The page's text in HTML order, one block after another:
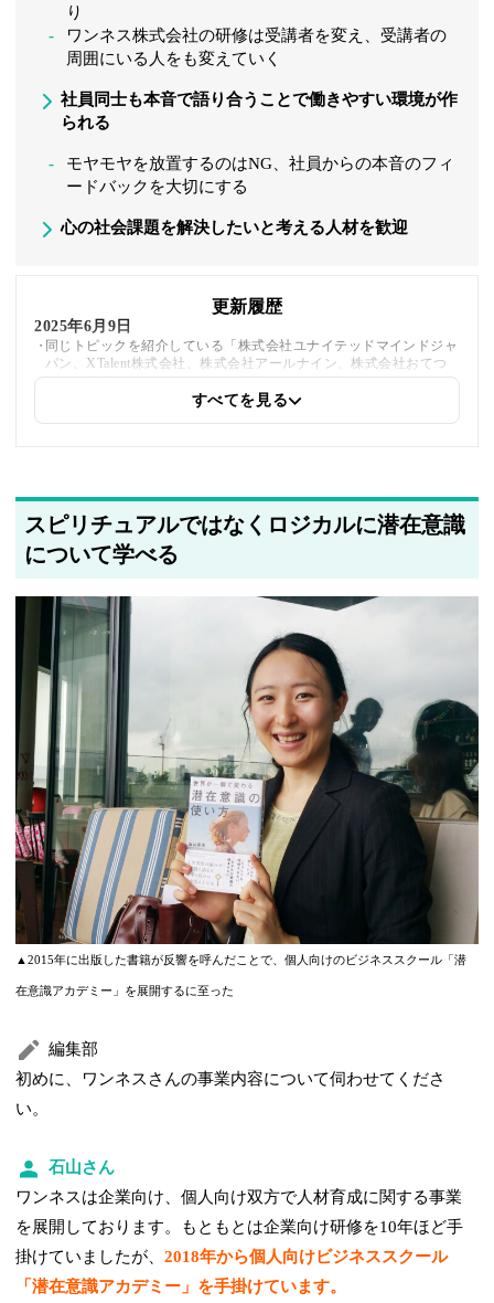
り
ワンネス株式会社の研修は受講者を変え、受講者の
周囲にいる人をも変えていく
社員同士も本音で語り合うことで働きやすい環境が作
られる
モヤモヤを放置するのはNG、社員からの本音のフィ
ードバックを大切にする
心の社会課題を解決したいと考える人材を歓迎
更新履歴
2025年6月9日
同じトピックを紹介している「株式会社ユナイテッドマインドジャ
パン、XTalent株式会社、株式会社アールナイン、株式会社おてつ
たび、株式会社ミツカリ」への内部リンクを追加しました
すべてを見る
スピリチュアルではなくロジカルに潜在意識
について学べる
▲2015年に出版した書籍が反響を呼んだことで、個人向けのビジネススクール「潜
在意識アカデミー」を展開するに至った
編集部
初めに、ワンネスさんの事業内容について伺わせてくださ
い。
石山さん
ワンネスは企業向け、個人向け双方で人材育成に関する事業
を展開しております。もともとは企業向け研修を10年ほど手
掛けていましたが、2018年から個人向けビジネススクール
「潜在意識アカデミー」を手掛けています。